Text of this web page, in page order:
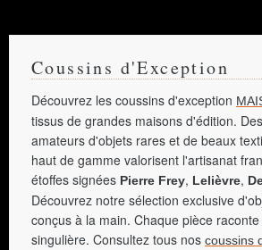
Coussins d'Exception
Découvrez les coussins d'exception
tissus de grandes maisons d'édition.
amateurs d'objets rares et de beaux
haut de gamme valorisent l'artisanat
étoffes signées Pierre Frey, Lelièvre,
Découvrez notre sélection exclusive
conçus à la main. Chaque pièce
singulière. Consultez tous nos coussins